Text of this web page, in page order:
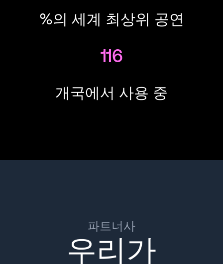
%의 세계 최상위 공연
116
개국에서 사용 중
파트너사
우리가